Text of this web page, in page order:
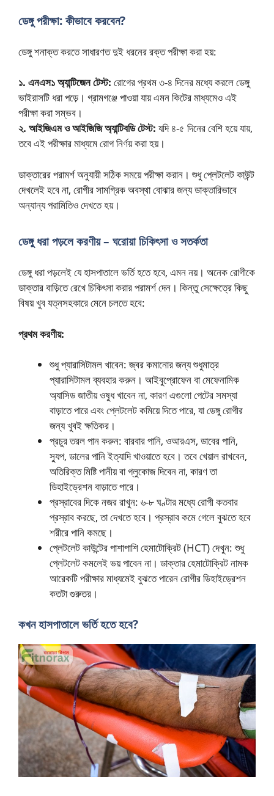
ডেঙ্গু পরীক্ষা: কীভাবে করবেন?
ডেঙ্গু শনাক্ত করতে সাধারণত দুই ধরনের রক্ত পরীক্ষা করা হয়:
১. এনএস১ অ্যান্টিজেন টেস্ট: রোগের প্রথম ৩-৪ দিনের মধ্যে করলে ডেঙ্গু
ভাইরাসটি ধরা পড়ে। গ্রামগঞ্জে পাওয়া যায় এমন কিটের মাধ্যমেও এই
পরীক্ষা করা সম্ভব।
২. আইজিএম ও আইজিজি অ্যান্টিবডি টেস্ট: যদি ৪-৫ দিনের বেশি হয়ে যায়,
তবে এই পরীক্ষার মাধ্যমে রোগ নির্ণয় করা হয়।
ডাক্তারের পরামর্শ অনুযায়ী সঠিক সময়ে পরীক্ষা করান। শুধু প্লেটলেট কাউন্ট
দেখলেই হবে না, রোগীর সামগ্রিক অবস্থা বোঝার জন্য ডাক্তারিভাবে
অন্যান্য পরামিতিও দেখতে হয়।
ডেঙ্গু ধরা পড়লে করণীয় – ঘরোয়া চিকিৎসা ও সতর্কতা
ডেঙ্গু ধরা পড়লেই যে হাসপাতালে ভর্তি হতে হবে, এমন নয়। অনেক রোগীকে
ডাক্তার বাড়িতে রেখে চিকিৎসা করার পরামর্শ দেন। কিন্তু সেক্ষেত্রে কিছু
বিষয় খুব যত্নসহকারে মেনে চলতে হবে:
প্রথম করণীয়:
শুধু প্যারাসিটামল খাবেন: জ্বর কমানোর জন্য শুধুমাত্র
প্যারাসিটামল ব্যবহার করুন। আইবুপ্রোফেন বা মেফেনামিক
অ্যাসিড জাতীয় ওষুধ খাবেন না, কারণ এগুলো পেটের সমস্যা
বাড়াতে পারে এবং প্লেটলেট কমিয়ে দিতে পারে, যা ডেঙ্গু রোগীর
জন্য খুবই ক্ষতিকর।
প্রচুর তরল পান করুন: বারবার পানি, ওআরএস, ডাবের পানি,
স্যুপ, ডালের পানি ইত্যাদি খাওয়াতে হবে। তবে খেয়াল রাখবেন,
অতিরিক্ত মিষ্টি পানীয় বা গ্লুকোজ দিবেন না, কারণ তা
ডিহাইড্রেশন বাড়াতে পারে।
প্রস্রাবের দিকে নজর রাখুন: ৬-৮ ঘণ্টার মধ্যে রোগী কতবার
প্রস্রাব করছে, তা দেখতে হবে। প্রস্রাব কমে গেলে বুঝতে হবে
শরীরে পানি কমছে।
প্লেটলেট কাউন্টের পাশাপাশি হেমাটোক্রিট (HCT) দেখুন: শুধু
প্লেটলেট কমলেই ভয় পাবেন না। ডাক্তার হেমাটোক্রিট নামক
আরেকটি পরীক্ষার মাধ্যমেই বুঝতে পারেন রোগীর ডিহাইড্রেশন
কতটা গুরুতর।
কখন হাসপাতালে ভর্তি হতে হবে?